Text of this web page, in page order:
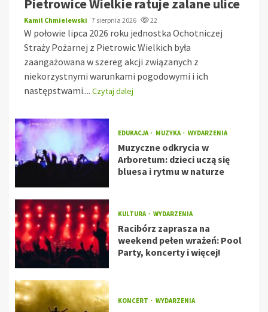
Kamil Chmielewski 7 sierpnia 2026 22
W połowie lipca 2026 roku jednostka Ochotniczej
Straży Pożarnej z Pietrowic Wielkich była
zaangażowana w szereg akcji związanych z
niekorzystnymi warunkami pogodowymi i ich
następstwami.... Czytaj dalej
EDUKACJA MUZYKA WYDARZENIA
Muzyczne odkrycia w
Arboretum: dzieci uczą się
bluesa i rytmu w naturze
KULTURA WYDARZENIA
Racibórz zaprasza na
weekend pełen wrażeń: Pool
Party, koncerty i więcej!
KONCERT WYDARZENIA